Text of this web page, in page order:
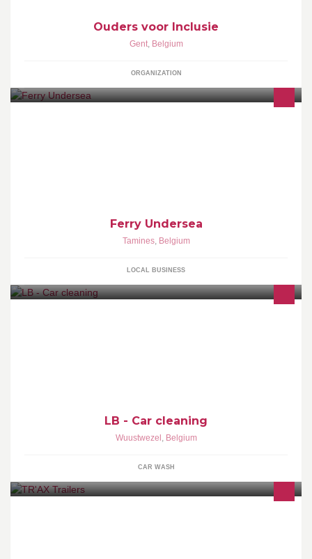
Ouders voor Inclusie
Gent, Belgium
ORGANIZATION
Ferry Undersea
Tamines, Belgium
LOCAL BUSINESS
LB - Car cleaning
Wuustwezel , Belgium
CAR WASH